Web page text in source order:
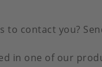
to contact you?
in one of our